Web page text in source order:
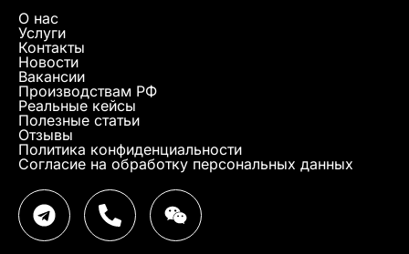
О нас
Услуги
Контакты
Новости
Вакансии
Производствам РФ
Реальные кейсы
Полезные статьи
Отзывы
Политика конфиденциальности
Согласие на обработку персональных данных